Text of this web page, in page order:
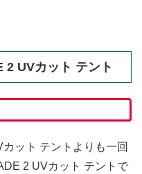
2 UVカット テント
ット テントよりも一回
2 UVカット テントで